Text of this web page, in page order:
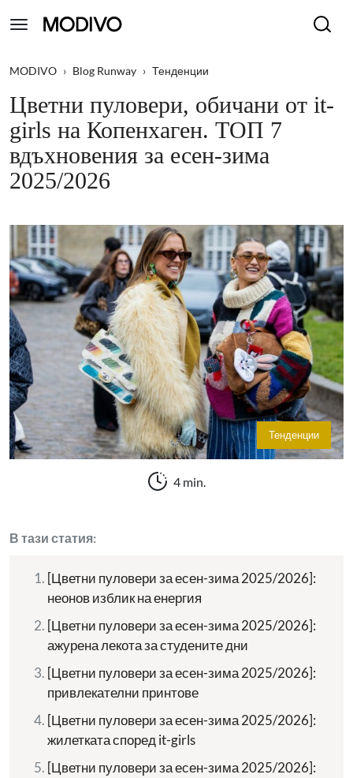
MODIVO › Blog Runway › Тенденции
Цветни пуловери, обичани от it-
girls на Копенхаген. ТОП 7
вдъхновения за есен-зима
2025/2026
Тенденции
4 min.
В тази статия:
[Цветни пуловери за есен-зима 2025/2026]:
неонов изблик на енергия
[Цветни пуловери за есен-зима 2025/2026]:
ажурена лекота за студените дни
[Цветни пуловери за есен-зима 2025/2026]:
привлекателни принтове
[Цветни пуловери за есен-зима 2025/2026]:
жилетката според it-girls
[Цветни пуловери за есен-зима 2025/2026]: